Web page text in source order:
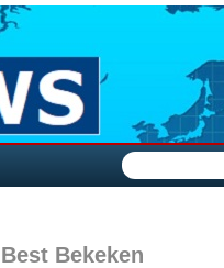
Best Bekeken